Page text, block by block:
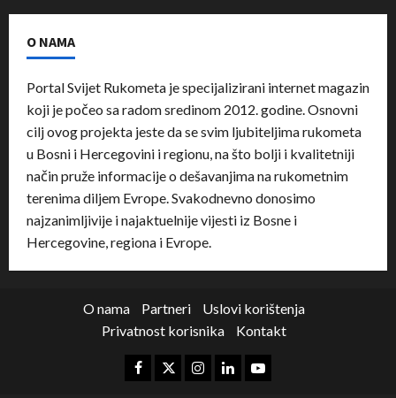
O NAMA
Portal Svijet Rukometa je specijalizirani internet magazin
koji je počeo sa radom sredinom 2012. godine. Osnovni
cilj ovog projekta jeste da se svim ljubiteljima rukometa
u Bosni i Hercegovini i regionu, na što bolji i kvalitetniji
način pruže informacije o dešavanjima na rukometnim
terenima diljem Evrope. Svakodnevno donosimo
najzanimljivije i najaktuelnije vijesti iz Bosne i
Hercegovine, regiona i Evrope.
O nama Partneri
Uslovi korištenja
Privatnost korisnika
Kontakt